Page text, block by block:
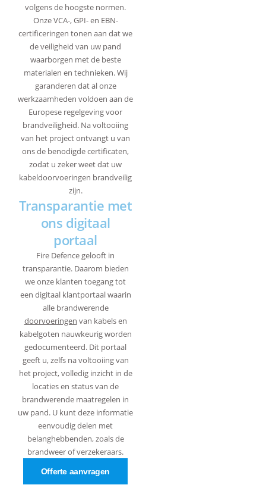
volgens de hoogste normen.
Onze VCA-, GPI- en EBN-
certificeringen tonen aan dat we
de veiligheid van uw pand
waarborgen met de beste
materialen en technieken. Wij
garanderen dat al onze
werkzaamheden voldoen aan de
Europese regelgeving voor
brandveiligheid. Na voltooiing
van het project ontvangt u van
ons de benodigde certificaten,
zodat u zeker weet dat uw
kabeldoorvoeringen brandveilig
zijn.
Transparantie met
ons digitaal
portaal
Fire Defence gelooft in
transparantie. Daarom bieden
we onze klanten toegang tot
een digitaal klantportaal waarin
alle brandwerende
doorvoeringen van kabels en
kabelgoten nauwkeurig worden
gedocumenteerd. Dit portaal
geeft u, zelfs na voltooiing van
het project, volledig inzicht in de
locaties en status van de
brandwerende maatregelen in
uw pand. U kunt deze informatie
eenvoudig delen met
belanghebbenden, zoals de
brandweer of verzekeraars.
Offerte aanvragen